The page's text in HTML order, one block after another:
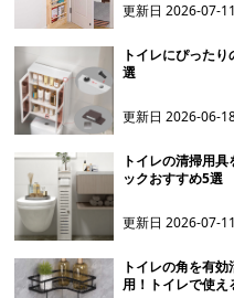
更新日2026-07-11
トイレにぴった
選
更新日2026-06-
トイレの清掃用
ックおすすめ5選
更新日2026-07-11
トイレの角を有
用！トイレで使